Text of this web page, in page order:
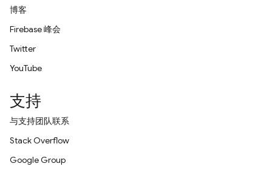
博客
Firebase 峰会
Twitter
YouTube
支持
与支持团队联系
Stack Overflow
Google Group